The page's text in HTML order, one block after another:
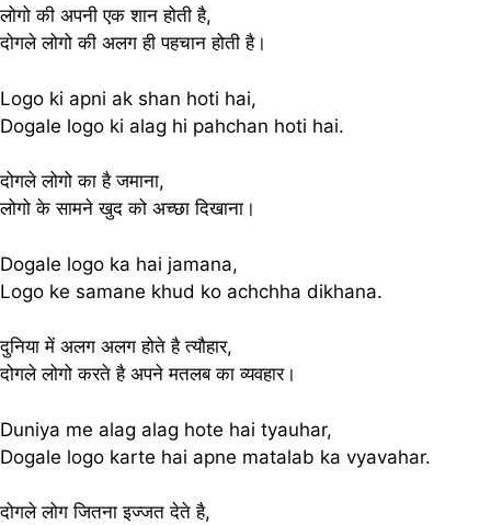
लोगो की अपनी एक शान होती है,
दोगले लोगो की अलग ही पहचान होती है।
Logo ki apni ak shan hoti hai,
Dogale logo ki alag hi pahchan hoti hai.
दोगले लोगो का है जमाना,
लोगो के सामने खुद को अच्छा दिखाना।
Dogale logo ka hai jamana,
Logo ke samane khud ko achchha dikhana.
दुनिया में अलग अलग होते है त्यौहार,
दोगले लोगो करते है अपने मतलब का व्यवहार।
Duniya me alag alag hote hai tyauhar,
Dogale logo karte hai apne matalab ka vyavahar.
दोगले लोग जितना इज्जत देते है,